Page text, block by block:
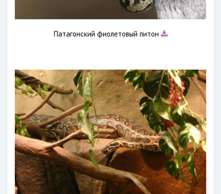
Патагонский фиолетовый питон